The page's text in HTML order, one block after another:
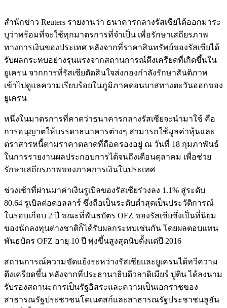
สำนักข่าว Reuters รายงานว่า ธนาคารกลางรัสเซียได้ออกมาระ
บุว่าพร้อมที่จะใช้ทุกมาตรการที่จำเป็น เพื่อรักษาเสถียรภาพ
ทางการเงินของประเทศ หลังจากที่ราคาสินทรัพย์ของรัสเซียได้
รับผลกระทบอย่างรุนแรงจากสถานการณ์ตึงเครียดที่เกิดขึ้นใน
ยูเครน จากการที่รัสเซียตัดสินใจส่งกองกำลังรักษาสันติภาพ
เข้าไปดูแลความเรียบร้อยในภูมิภาคดอนบาสทางตะวันออกของ
ยูเครน
หนึ่งในมาตรการที่คาดว่าธนาคารกลางรัสเซียจะนำมาใช้ คือ
การอนุญาตให้บรรดาธนาคารต่างๆ สามารถใช้มูลค่าหุ้นและ
ตราสารหนี้ตามราคาตลาดที่ถือครองอยู่ ณ วันที่ 18 กุมภาพันธ์
ในการรายงานผลประกอบการได้จนถึงเดือนตุลาคม เพื่อช่วย
รักษาเสถียรภาพของภาคการเงินในประเทศ
ช่วงเช้าที่ผ่านมาค่าเงินรูเบิลของรัสเซียร่วงลง 1.1% สู่ระดับ
80.64 รูเบิลต่อดอลลาร์ ซึ่งถือเป็นระดับต่ำสุดเป็นประวัติการณ์
ในรอบเกือบ 2 ปี ขณะที่พันธบัตร OFZ ของรัสเซียซึ่งเป็นที่นิยม
ของนักลงทุนต่างชาติก็ได้รับผลกระทบเช่นกัน โดยผลตอบแทน
พันธบัตร OFZ อายุ 10 ปี พุ่งขึ้นสูงสุดนับตั้งแต่ปี 2016
สถานการณ์ความขัดแย้งระหว่างรัสเซียและยูเครนได้ทวีความ
ตึงเครียดขึ้น หลังจากที่ประธานาธิบดีวลาดิเมียร์ ปูติน ได้ลงนาม
รับรองสถานะการเป็นรัฐอิสระและความเป็นเอกราชของ
สาธารณรัฐประชาชนโดเนตสก์และสาธารณรัฐประชาชนลูฮัน